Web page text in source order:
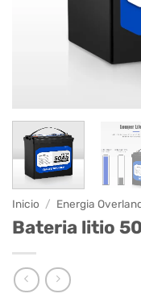
Inicio / Energia
Bateria litio